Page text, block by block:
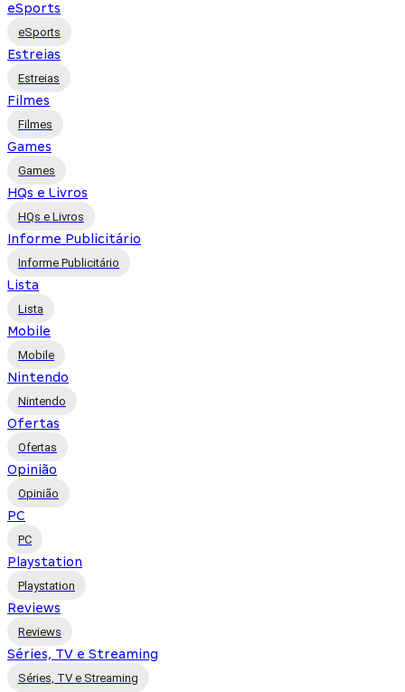
eSports
eSports
Estreias
Estreias
Filmes
Filmes
Games
Games
HQs e Livros
HQs e Livros
Informe Publicitário
Informe Publicitário
Lista
Lista
Mobile
Mobile
Nintendo
Nintendo
Ofertas
Ofertas
Opinião
Opinião
PC
PC
Playstation
Playstation
Reviews
Reviews
Séries, TV e Streaming
Séries, TV e Streaming